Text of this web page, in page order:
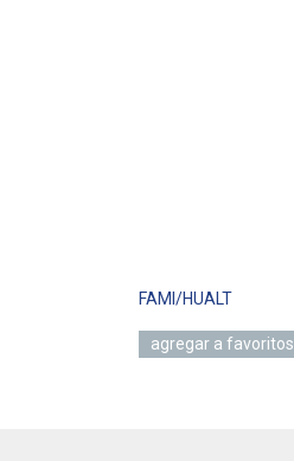
FAMI/HUALT
agregar a favoritos